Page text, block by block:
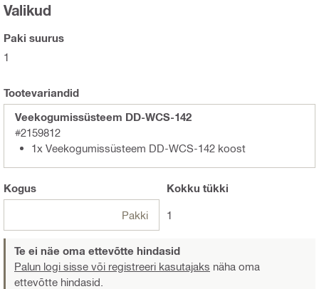
Valikud
Paki suurus
1
Tootevariandid
Veekogumissüsteem DD-WCS-142
#2159812
1x Veekogumissüsteem DD-WCS-142 koost
Kogus
Pakki
Kokku tükki
1
Te ei näe oma ettevõtte hindasid
Palun logi sisse või registreeri kasutajaks näha oma
ettevõtte hindasid.